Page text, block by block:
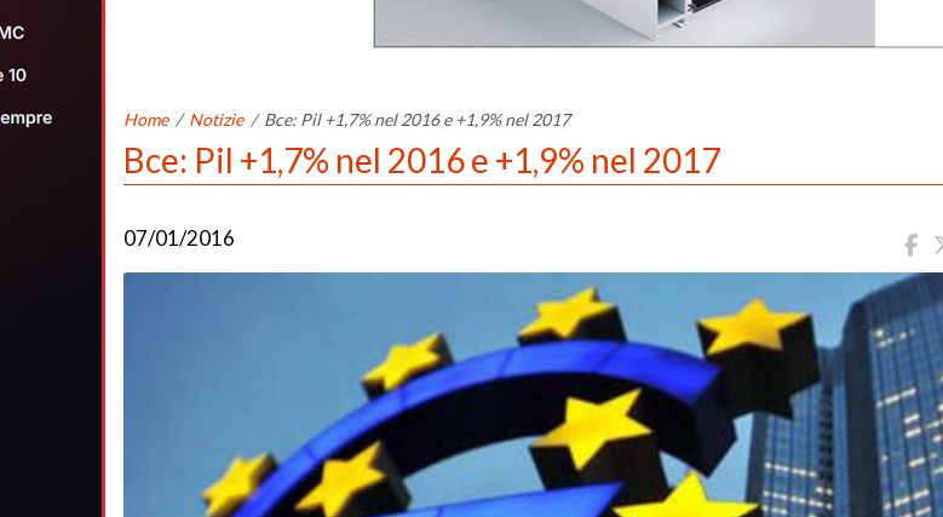
Home / Notizie / Bce: Pil +1,7% nel 2016 e +1,9% nel 2017
Bce: Pil +1,7% nel 2016 e +1,9% nel 2017
07/01/2016